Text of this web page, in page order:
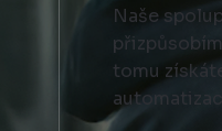
Naše
tomu